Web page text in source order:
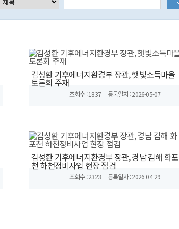
김성환 기후에너지환경부 장관, 햇빛소득마을
토론회 주재
조회수 : 1837 등록일자 : 2026-05-07
김성환 기후에너지환경부 장관, 경남 김해 화포
천 하천정비사업 현장 점검
조회수 : 2323 등록일자 : 2026-04-29